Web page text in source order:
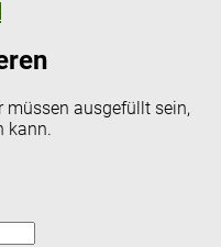
müssen ausgefüllt sein,
kann.